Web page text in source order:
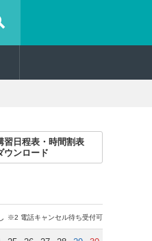
習日程表・時間割表
ウンロード
※2 電話キャンセル待ち受付可